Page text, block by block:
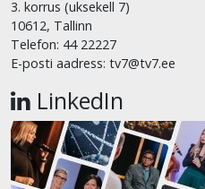
3. korrus (uksekell 7)
10612, Tallinn
Telefon: 44 22227
E-posti aadress: tv7@tv7.ee
LinkedIn